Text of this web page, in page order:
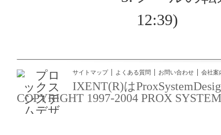
12:39)
サイトマップ よくある質問 お問い合わせ 会社案
IXENT(R)は
COPYRIGHT 1997-2004 PROX